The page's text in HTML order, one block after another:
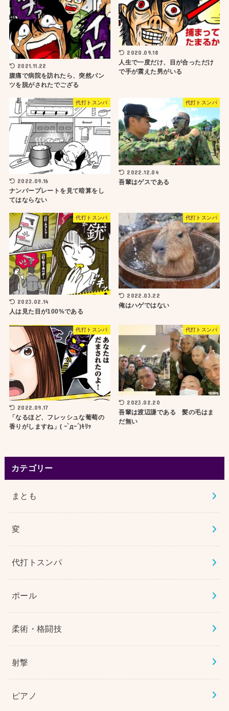
2021.11.22
腹痛で病院を訪れたら、突然パン
ツを脱がされたでござる
2020.09.18
人生で一度だけ、目が合っただけ
で手が震えた男がいる
代打トスンパ
2022.09.16
ナンバープレートを見て暗算をし
てはならない
代打トスンパ
2022.12.04
吾輩はゲスである
代打トスンパ
2023.02.14
人は見た目が100%である
代打トスンパ
2022.03.22
俺はハゲではない
代打トスンパ
2022.09.17
「なるほど、フレッシュな葡萄の
香りがしますね」( ｰ`дｰ´)ｷﾘｯ
代打トスンパ
2023.02.20
吾輩は渡辺謙である 髪の毛はま
だ無い
カテゴリー
まとも
変
代打トスンパ
ポール
柔術・格闘技
射撃
ピアノ